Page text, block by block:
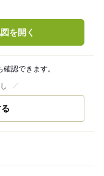
を開く
認できます。